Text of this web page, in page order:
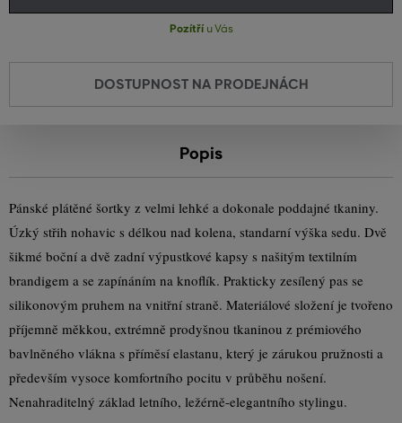
Pozítříu Vás
DOSTUPNOST NA PRODEJNÁCH
Popis
Pánské plátěné šortky z velmi lehké a dokonale poddajné tkaniny.
Úzký střih nohavic s délkou nad kolena, standarní výška sedu. Dvě
šikmé boční a dvě zadní výpustkové kapsy s našitým textilním
brandigem a se zapínáním na knoflík. Prakticky zesílený pas se
silikonovým pruhem na vnitřní straně. Materiálové složení je tvořeno
příjemně měkkou, extrémně prodyšnou tkaninou z prémiového
bavlněného vlákna s příměsí elastanu, který je zárukou pružnosti a
především vysoce komfortního pocitu v průběhu nošení.
Nenahraditelný základ letního, ležérně-elegantního stylingu.